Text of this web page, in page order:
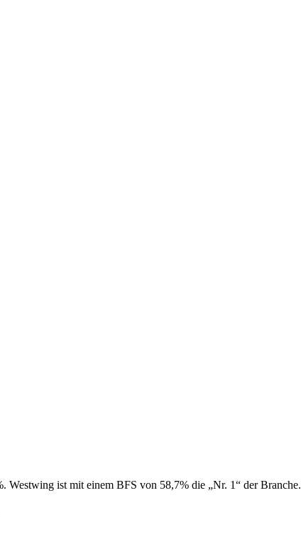
ist mit einem BFS von 58,7% die „Nr. 1“ der Branche.